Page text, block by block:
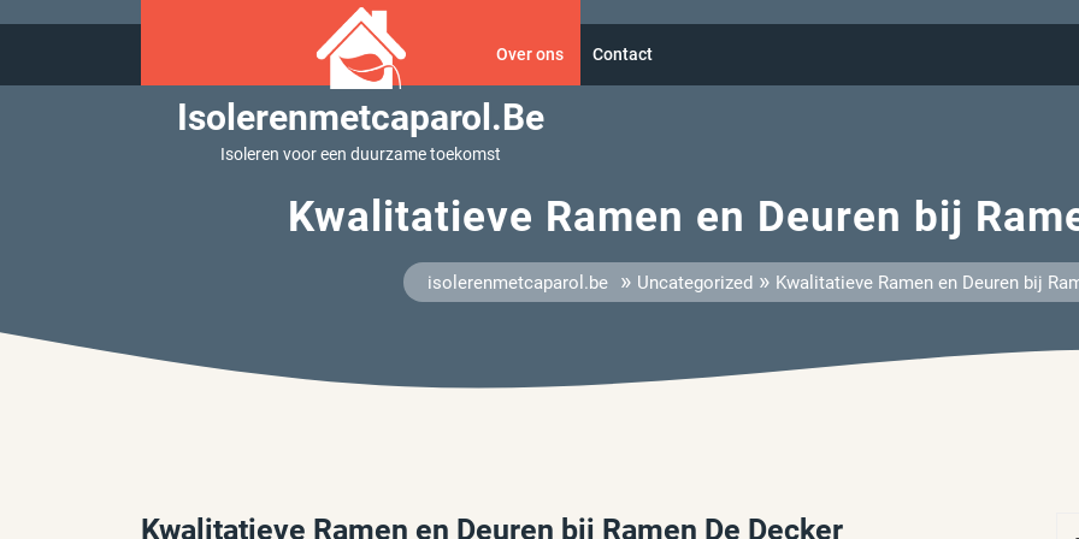
Isolerenmetcaparol.be
Isoleren voor een duurzame toekomst
Over ons Contact
Kwalitatieve Ramen en Deuren bij
isolerenmetcaparol.be » Uncategorized » Kwalitatieve Ramen en Deuren bij
Kwalitatieve Ramen en Deuren bij Ramen De Decker